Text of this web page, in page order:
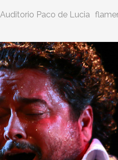
Auditorio Paco de Lucia